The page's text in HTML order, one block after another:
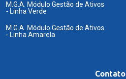
M.G.A. Módulo Gestão de Ativos
- Linha Verde
M.G.A. Módulo Gestão de Ativos
- Linha Amarela
Contato